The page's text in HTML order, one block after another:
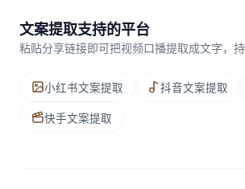
文案提取支持的平台
粘贴分享链接即可把视频口播提取成文字，持
小红书文案提取 抖音文案提取
快手文案提取